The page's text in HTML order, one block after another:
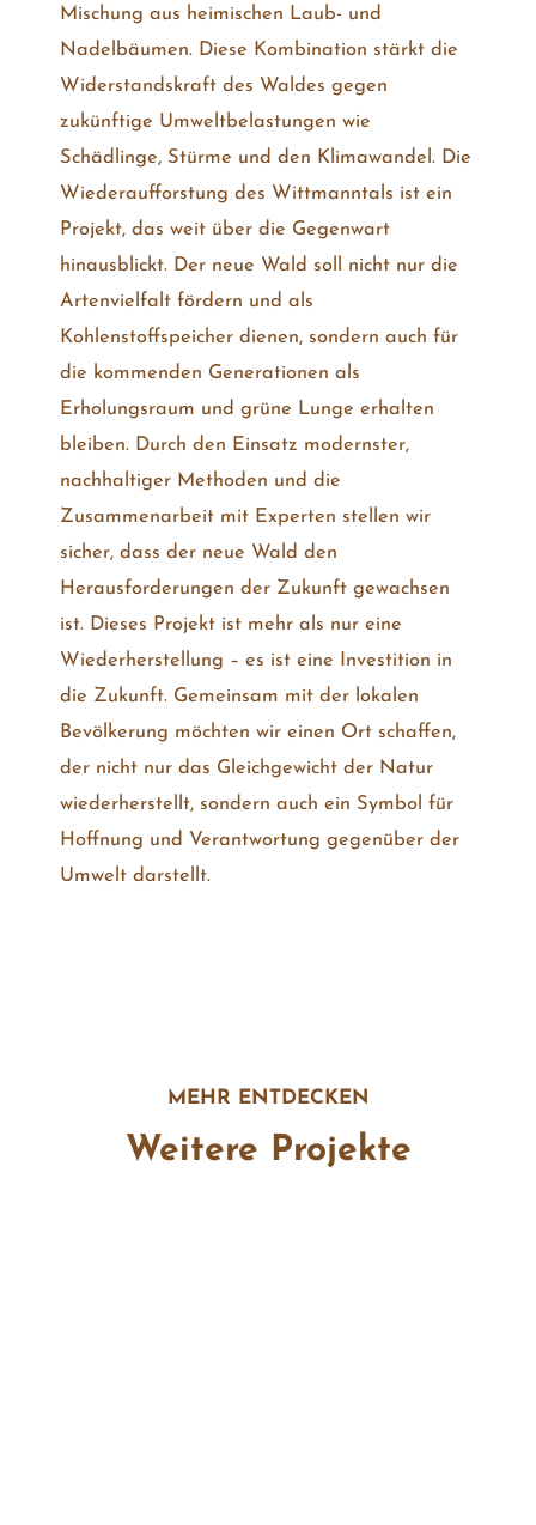
Mischung aus heimischen Laub- und
Nadelbäumen. Diese Kombination stärkt die
Widerstandskraft des Waldes gegen
zukünftige Umweltbelastungen wie
Schädlinge, Stürme und den Klimawandel. Die
Wiederaufforstung des Wittmanntals ist ein
Projekt, das weit über die Gegenwart
hinausblickt. Der neue Wald soll nicht nur die
Artenvielfalt fördern und als
Kohlenstoffspeicher dienen, sondern auch für
die kommenden Generationen als
Erholungsraum und grüne Lunge erhalten
bleiben. Durch den Einsatz modernster,
nachhaltiger Methoden und die
Zusammenarbeit mit Experten stellen wir
sicher, dass der neue Wald den
Herausforderungen der Zukunft gewachsen
ist. Dieses Projekt ist mehr als nur eine
Wiederherstellung – es ist eine Investition in
die Zukunft. Gemeinsam mit der lokalen
Bevölkerung möchten wir einen Ort schaffen,
der nicht nur das Gleichgewicht der Natur
wiederherstellt, sondern auch ein Symbol für
Hoffnung und Verantwortung gegenüber der
Umwelt darstellt.
MEHR ENTDECKEN
Weitere Projekte